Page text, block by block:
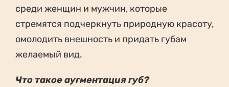
среди женщин и мужчин, которые
стремятся подчеркнуть природную красоту,
омолодить внешность и придать губам
желаемый вид.
Что такое аугментация губ?